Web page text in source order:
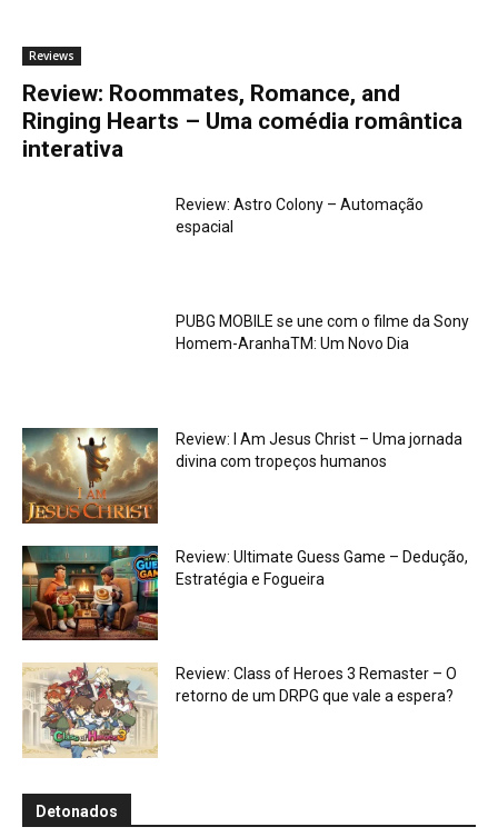
Reviews
Review: Roommates, Romance, and
Ringing Hearts – Uma comédia romântica
interativa
Review: Astro Colony – Automação
espacial
PUBG MOBILE se une com o filme da Sony
Homem-AranhaTM: Um Novo Dia
Review: I Am Jesus Christ – Uma jornada
divina com tropeços humanos
Review: Ultimate Guess Game – Dedução,
Estratégia e Fogueira
Review: Class of Heroes 3 Remaster – O
retorno de um DRPG que vale a espera?
Detonados